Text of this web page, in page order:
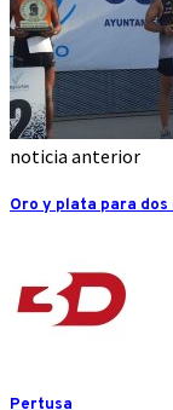
noticia anterior
Oro y plata para
Pertusa